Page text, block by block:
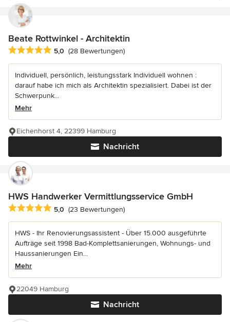
Beate Rottwinkel - Architektin
Durchschnittliche Bewertung: 5 von 5 Sternen
5,0 (28 Bewertungen)
Individuell, persönlich, leistungsstark Individuell wohnen :
darauf habe ich mich als Architektin spezialisiert. Dabei ist der
Schwerpunk...
Mehr
Nachricht
Eichenhorst 4, 22399 Hamburg
HWS Handwerker Vermittlungsservice GmbH
Durchschnittliche Bewertung: 5 von 5 Sternen
5,0 (23 Bewertungen)
HWS - Ihr Renovierungsassistent - Über 15.000 ausgeführte
Aufträge seit 1998 Bad-Komplettsanierungen, Wohnungs- und
Haussanierungen Ein...
Mehr
Nachricht
22049 Hamburg